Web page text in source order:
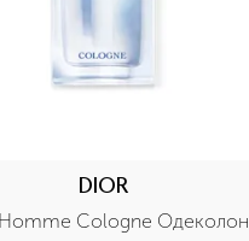
DIOR
Cologne Одеколон